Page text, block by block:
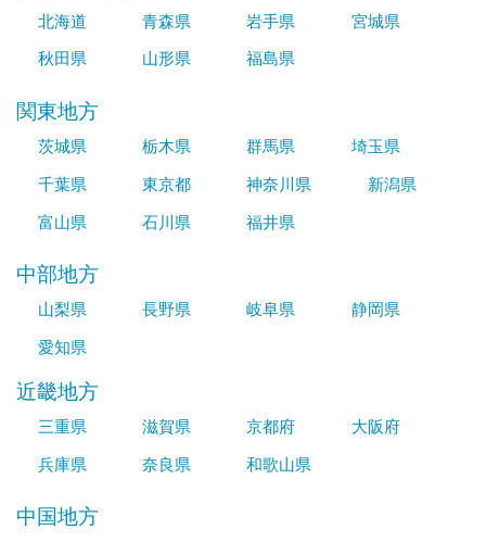
北海道 青森県 岩手県
宮城県
秋田県
山形県 福島県
関東地方
茨城県 栃木県 群馬県
埼玉県
千葉県
東京都 神奈川県
新潟県
富山県
石川県 福井県
中部地方
山梨県 長野県 岐阜県
静岡県
愛知県
近畿地方
三重県 滋賀県 京都府
大阪府
兵庫県
奈良県 和歌山県
中国地方